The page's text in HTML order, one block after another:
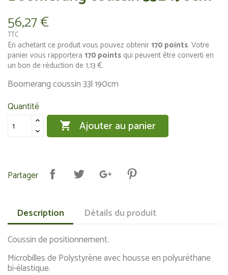
56,27 €
TTC
En achetant ce produit vous pouvez obtenir170 points. Votre
panier vous rapportera 170 points qui peuvent être converti en
un bon de réduction de1,13 €.
Boomerang coussin 33l 190cm
Quantité
 Ajouter au panier
Partager
Description Détails du produit
Coussin de positionnement.
Microbilles de Polystyrène avec housse en polyuréthane
bi-élastique.